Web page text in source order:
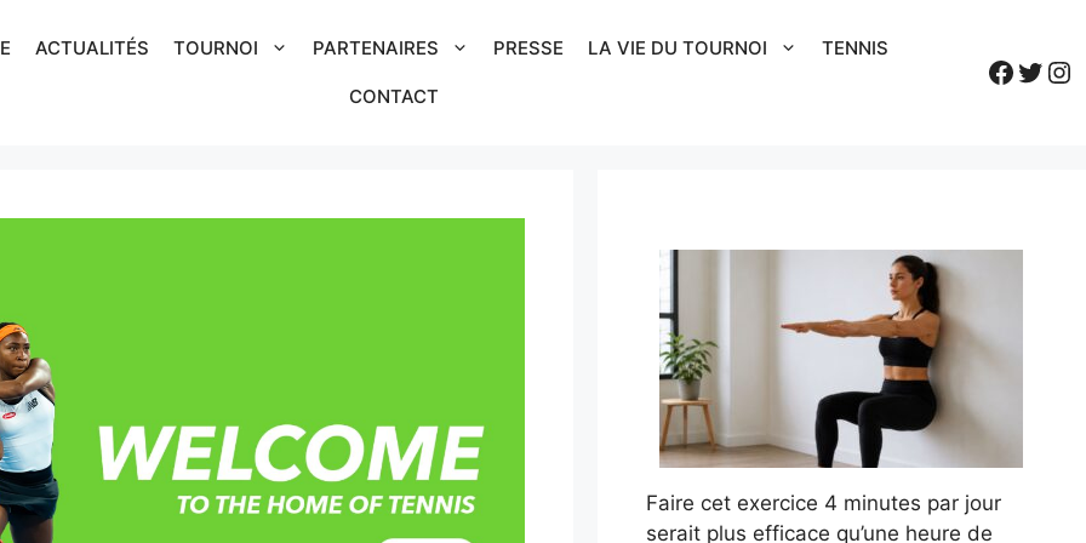
ACTUALITÉS TOURNOI PARTENAIRES PRESSE LA VIE DU TOURNOI TENNIS
CONTACT
Faire cet exercice 4 minutes par jour
serait plus efficace qu’une heure de